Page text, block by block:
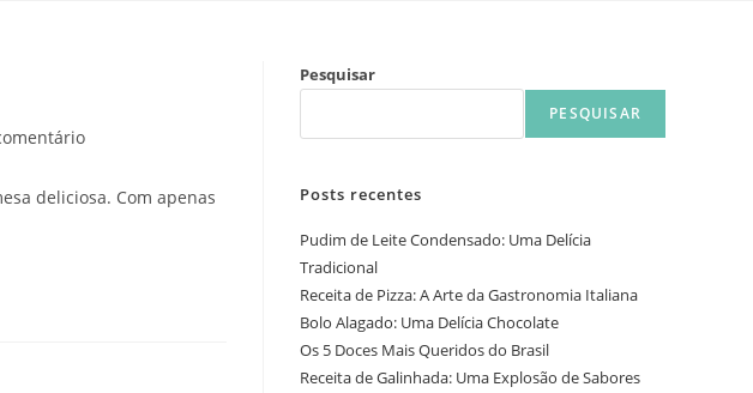
deliciosa. Com apenas
Pesquisar
PESQUISAR
Posts recentes
Pudim de Leite Condensado: Uma Delícia
Tradicional
Receita de Pizza: A Arte da Gastronomia Italiana
Bolo Alagado: Uma Delícia Chocolate
Os 5 Doces Mais Queridos do Brasil
Receita de Galinhada: Uma Explosão de Sabores